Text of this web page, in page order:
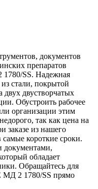
документов
препаратов
SS. Надежная
стали, покрытой
двустворчатых
Обустроить рабочее
организации этим
так как цена на
заказе из нашего
короткие сроки.
документами,
обладает
Обращайтесь для
МД 2 1780/SS прямо